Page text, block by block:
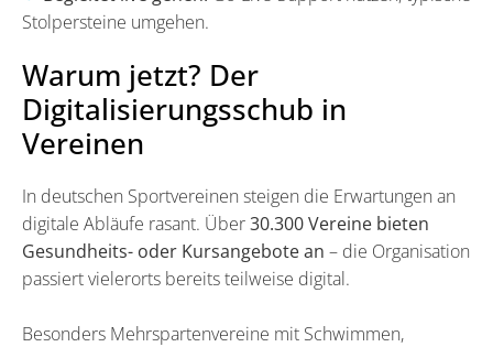
Stolpersteine umgehen.
Warum jetzt? Der
Digitalisierungsschub in
Vereinen
In deutschen Sportvereinen steigen die Erwartungen an
digitale Abläufe rasant. Über30.300 Vereine bieten
Gesundheits- oder Kursangebote an – die Organisation
passiert vielerorts bereits teilweise digital.
Besonders Mehrspartenvereine mit Schwimmen,